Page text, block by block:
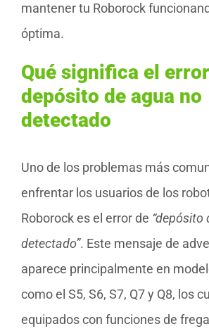
mantener tu Roborock
óptima.
Qué significa el
depósito de agua no
detectado
Uno de los problemas más
enfrentar los usuarios de los
Roborock es el error de “depósito
detectado”. Este mensaje de
aparece principalmente en
como el S5, S6, S7, Q7 y Q8, los
equipados con funciones de